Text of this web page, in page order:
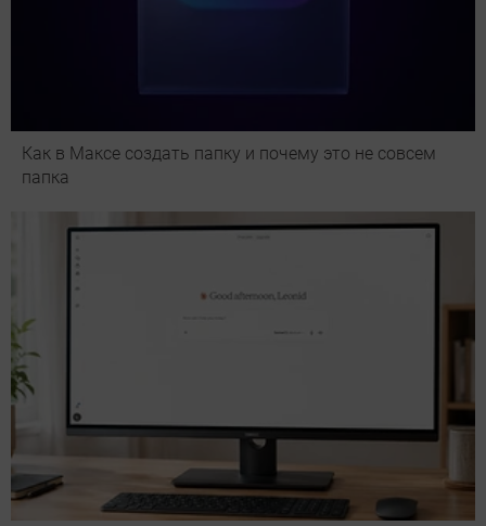
Как в Максе создать папку и почему это не совсем
папка